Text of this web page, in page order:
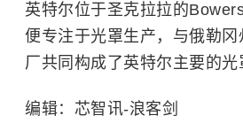
英特尔位于圣克拉拉的
便专注于光罩生产，与俄勒
厂共同构成了英特尔主要的光
编辑：芯智讯-浪客剑